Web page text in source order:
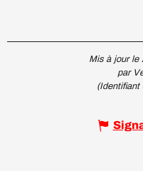
Mis à jour le
par
(Identifiant